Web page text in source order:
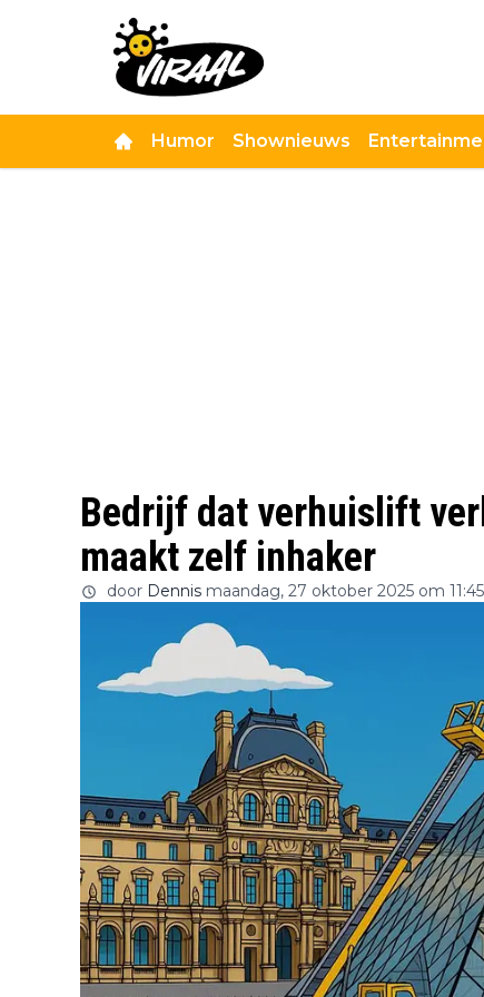
Humor Shownieuws
Bedrijf dat verhuislift
maakt zelf inhaker
door Dennis maandag, 27 oktober 2025 om 11:45